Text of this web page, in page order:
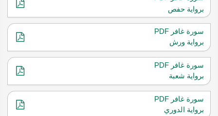
برواية حفص
سورة غافر PDF
برواية ورش
سورة غافر PDF
برواية شعبة
سورة غافر PDF
برواية الدوري